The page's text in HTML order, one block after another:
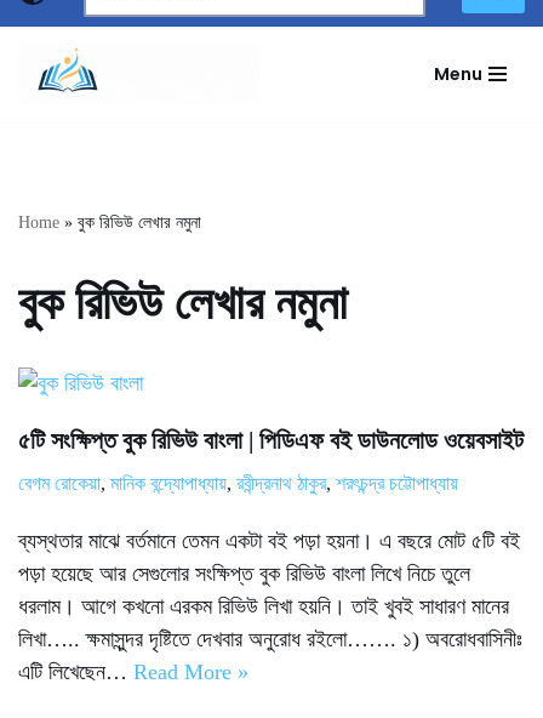
content
Menu
Home » বুক রিভিউ লেখার নমুনা
বুক রিভিউ লেখার নমুনা
৫টি সংক্ষিপ্ত বুক রিভিউ বাংলা | পিডিএফ বই ডাউনলোড ওয়েবসাইট
বেগম রোকেয়া, মানিক বন্দ্যোপাধ্যায়, রবীন্দ্রনাথ ঠাকুর, শরৎচন্দ্র চট্টোপাধ্যায়
ব্যস্থতার মাঝে বর্তমানে তেমন একটা বই পড়া হয়না। এ বছরে মোট ৫টি বই
পড়া হয়েছে আর সেগুলোর সংক্ষিপ্ত বুক রিভিউ বাংলা লিখে নিচে তুলে
ধরলাম। আগে কখনো এরকম রিভিউ লিখা হয়নি। তাই খুবই সাধারণ মানের
লিখা….. ক্ষমাসুন্দর দৃষ্টিতে দেখবার অনুরোধ রইলো……. ১) অবরোধবাসিনীঃ
এটি লিখেছেন… Read More »